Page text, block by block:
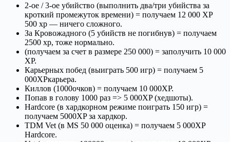
2-ое / 3-ое убийство (выполнить два/три убийства за
кроткий промежуток времени) = получаем 12 000 XP
500 xp — ничего сложного.
За Кровожадного (5 убийств не погибнув) = получаем
2500 xp, тоже нормально.
(получаем за счет в размере 250 000) = заполучить 10 000
XP.
Карьерных побед (выиграть 500 игр) = получаем 5
000XPкарьера.
Киллов (1000очков) = получаем 10 000XP.
Попав в голову 1000 раз => 5 000XP (хедшоты).
Hardcore (в хардкорном режиме поиграть 150 игр) =
получаем 5000XP за хардкор.
TDM Vet (в MS 50 000 оценка) = получаем 5 000XP
Hardcore.